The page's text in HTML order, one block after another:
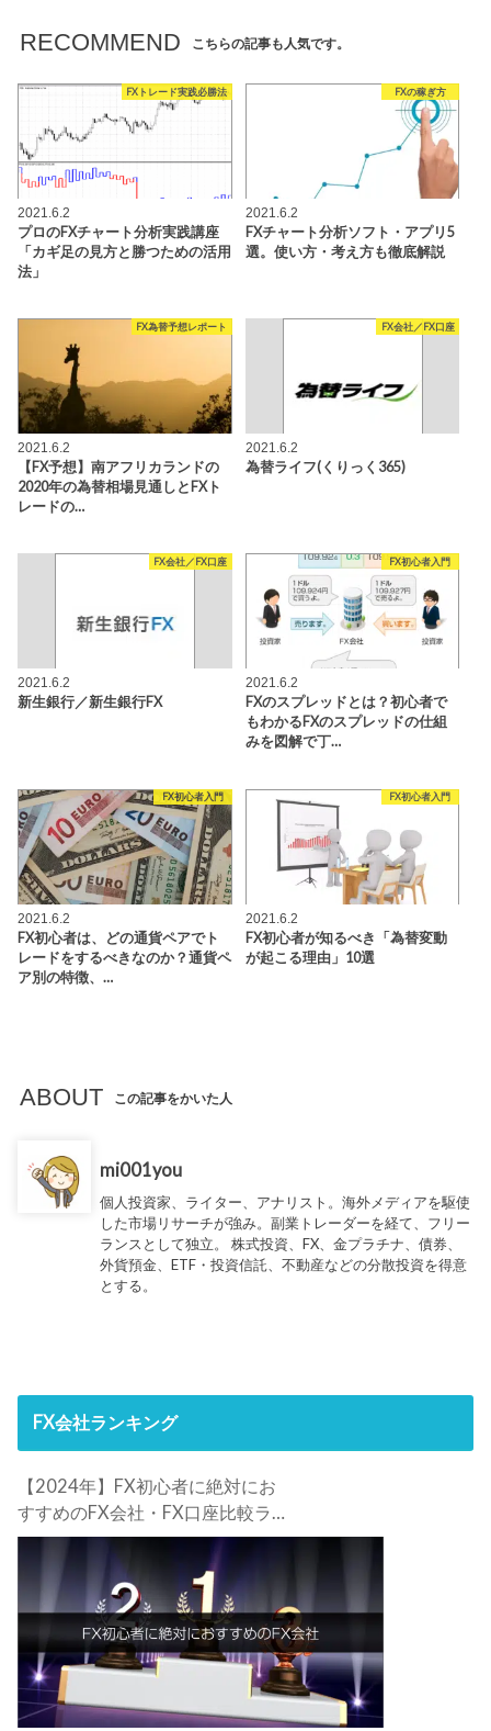
RECOMMEND こちらの記事も人気です。
FXトレード実践必勝法
2021.6.2
プロのFXチャート分析実践講座
「カギ足の見方と勝つための活用
法」
FXの稼ぎ方
2021.6.2
FXチャート分析ソフト・アプリ5
選。使い方・考え方も徹底解説
FX為替予想レポート
2021.6.2
【FX予想】南アフリカランドの
2020年の為替相場見通しとFXト
レードの…
FX会社／FX口座
2021.6.2
為替ライフ(くりっく365)
FX会社／FX口座
2021.6.2
新生銀行／新生銀行FX
FX初心者入門
2021.6.2
FXのスプレッドとは？初心者で
もわかるFXのスプレッドの仕組
みを図解で丁…
FX初心者入門
2021.6.2
FX初心者は、どの通貨ペアでト
レードをするべきなのか？通貨ペ
ア別の特徴、…
FX初心者入門
2021.6.2
FX初心者が知るべき「為替変動
が起こる理由」10選
ABOUT この記事をかいた人
mi001you
個人投資家、ライター、アナリスト。海外メディアを駆使
した市場リサーチが強み。副業トレーダーを経て、フリー
ランスとして独立。 株式投資、FX、金プラチナ、債券、
外貨預金、ETF・投資信託、不動産などの分散投資を得意
とする。
FX会社ランキング
【2024年】FX初心者に絶対にお
すすめのFX会社・FX口座比較ラン
キング。FX初心者におすすめの理
由・注意点も合わせて解説しま
す！